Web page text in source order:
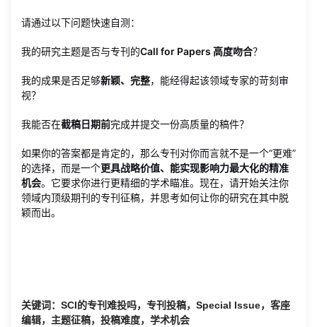
请通过以下问题快速自测：
我的研究主题是否与专刊的Call for Papers 高度吻合？
我的成果是否足够新颖、完整，能经得起该领域专家的苛刻审
视？
我能否在截稿日期前完成并提交一份高质量的稿件？
如果你的答案都是肯定的，那么专刊对你而言就不是一个“更难”
的选择，而是一个更具战略价值、能实现影响力最大化的精准
机会。它要求你进行更精细的学术瞄准。现在，请开始关注你
领域内顶级期刊的专刊征稿，并思考如何让你的研究在其中脱
颖而出。
关键词：SCI的专刊难投吗，专刊投稿，Special Issue，客座
编辑，主题征稿，投稿难度，学术机会